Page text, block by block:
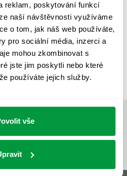
reklam, poskytování funkcí
naší návštěvnosti využíváme
o tom, jak náš web používáte,
pro sociální média, inzerci a
mohou zkombinovat s
jste jim poskytli nebo které
používáte jejich služby.
vše
ZASTÍNĚNÍ